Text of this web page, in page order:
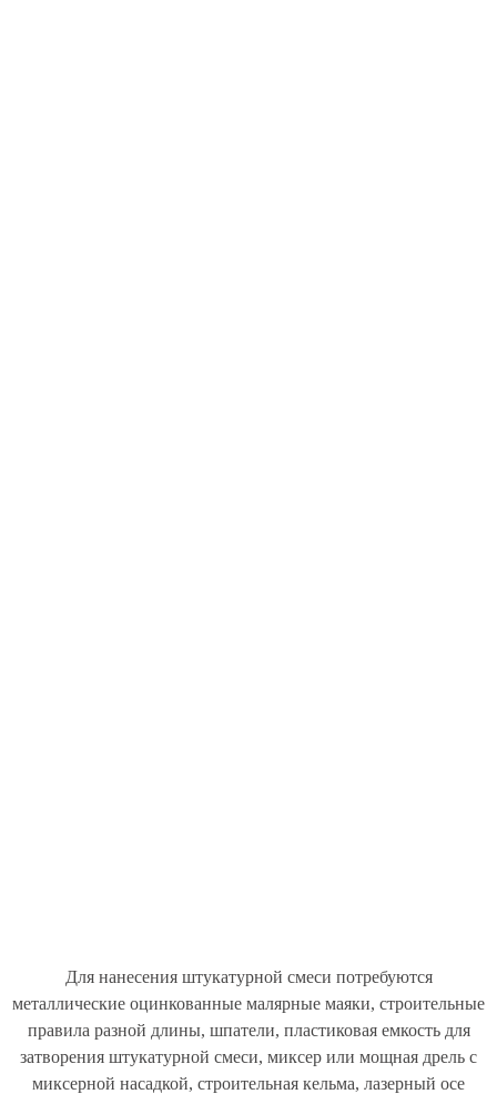
Для нанесения штукатурной смеси потребуются
металлические оцинкованные малярные маяки, строительные
правила разной длины, шпатели, пластиковая емкость для
затворения штукатурной смеси, миксер или мощная дрель с
миксерной насадкой, строительная кельма, лазерный осе